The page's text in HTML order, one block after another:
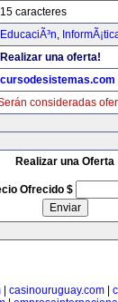
15 caracteres
EducaciÃ³n,
Realizar una oferta!
cursodesistemas.com
consideradas
Realizar una Oferta
Ofrecido $
| casinouruguay.com|